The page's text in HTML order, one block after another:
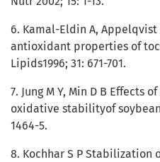
6. Kamal-Eldin A, Appelqvist
antioxidant properties of
Lipids1996; 31: 671-701.
7. Jung M Y, Min D B Effects
oxidative stabilityof soybean
1464-5.
8. Kochhar S P Stabilization